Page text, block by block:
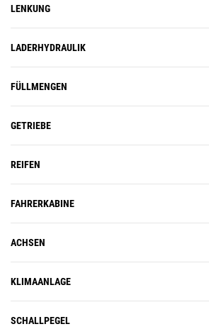
LENKUNG
LADERHYDRAULIK
FÜLLMENGEN
GETRIEBE
REIFEN
FAHRERKABINE
ACHSEN
KLIMAANLAGE
SCHALLPEGEL